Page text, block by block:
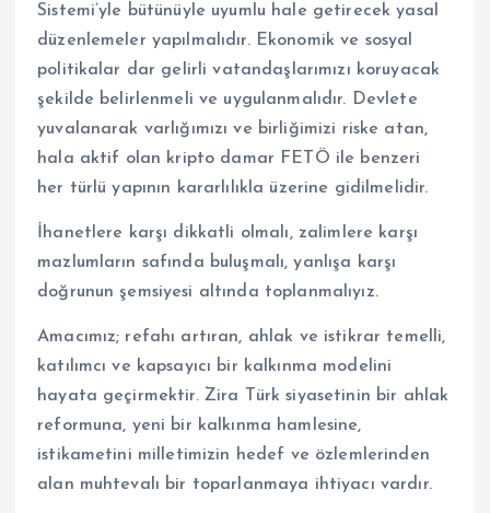
Sistemi’yle bütünüyle uyumlu hale getirecek yasal
düzenlemeler yapılmalıdır. Ekonomik ve sosyal
politikalar dar gelirli vatandaşlarımızı koruyacak
şekilde belirlenmeli ve uygulanmalıdır. Devlete
yuvalanarak varlığımızı ve birliğimizi riske atan,
hala aktif olan kripto damar FETÖ ile benzeri
her türlü yapının kararlılıkla üzerine gidilmelidir.
İhanetlere karşı dikkatli olmalı, zalimlere karşı
mazlumların safında buluşmalı, yanlışa karşı
doğrunun şemsiyesi altında toplanmalıyız.
Amacımız; refahı artıran, ahlak ve istikrar temelli,
katılımcı ve kapsayıcı bir kalkınma modelini
hayata geçirmektir. Zira Türk siyasetinin bir ahlak
reformuna, yeni bir kalkınma hamlesine,
istikametini milletimizin hedef ve özlemlerinden
alan muhtevalı bir toparlanmaya ihtiyacı vardır.